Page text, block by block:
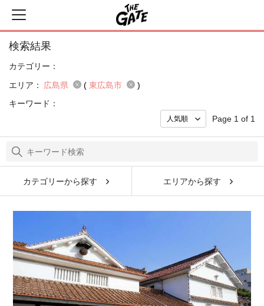
検索結果
カテゴリー：
エリア：
広島県 ( 東広島市
)
キーワード：
Page 1 of 1
カテゴリーから探す エリアから探す